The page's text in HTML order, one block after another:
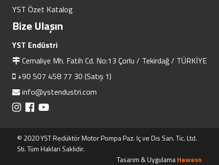
YST Özet Katalog
Bize Ulaşın
YST Endüstri
Cemaliye Mh. Fatih Cd. No:13 Çorlu / Tekirdağ / TÜRKİYE
+90 507 458 77 30 (Satış 1)
info@ystendustri.com
© 2020 YST Redüktör Motor Pompa Paz. Iç ve Dis San. Tic. Ltd.
Sti. Tüm Haklari Saklidir.
Tasarım & UygulamaHeweso